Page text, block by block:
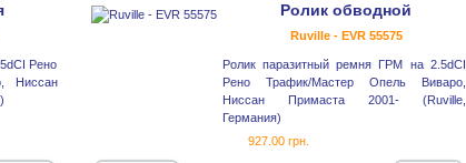
Рено
Ниссан
Ролик обводной
Ruville - EVR 55575
Ролик паразитный ремня ГРМ на 2.5dCI
Рено Трафик/Мастер Опель Виваро,
Ниссан Примаста 2001- (Ruville,
Германия)
927.00 грн.